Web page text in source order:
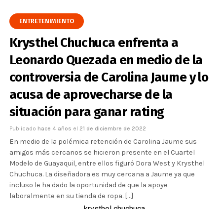
ENTRETENIMIENTO
Krysthel Chuchuca enfrenta a
Leonardo Quezada en medio de la
controversia de Carolina Jaume y lo
acusa de aprovecharse de la
situación para ganar rating
Publicado hace 4 años el 21 de diciembre de 2022
En medio de la polémica retención de Carolina Jaume sus
amigos más cercanos se hicieron presente en el Cuartel
Modelo de Guayaquil, entre ellos figuró Dora West y Krysthel
Chuchuca. La diseñadora es muy cercana a Jaume ya que
incluso le ha dado la oportunidad de que la apoye
laboralmente en su tienda de ropa. […]